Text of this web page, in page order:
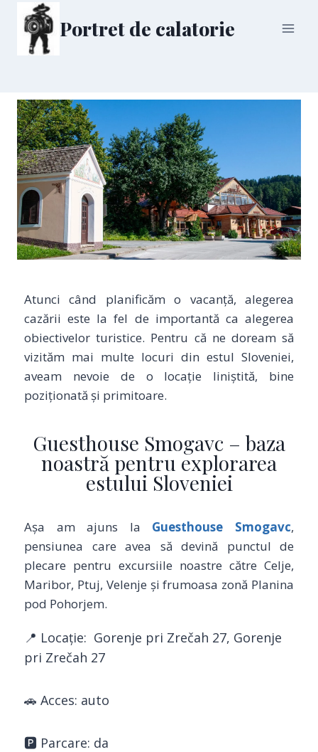
Portret de calatorie
Atunci când planificăm o vacanță, alegerea
cazării este la fel de importantă ca alegerea
obiectivelor turistice. Pentru că ne doream să
vizităm mai multe locuri din estul Sloveniei,
aveam nevoie de o locație liniștită, bine
poziționată și primitoare.
Guesthouse Smogavc – baza
noastră pentru explorarea
estului Sloveniei
Așa am ajuns la Guesthouse Smogavc,
pensiunea care avea să devină punctul de
plecare pentru excursiile noastre către Celje,
Maribor, Ptuj, Velenje și frumoasa zonă Planina
pod Pohorjem.
📍 Locație: Gorenje pri Zrečah 27, Gorenje
pri Zrečah 27
🚗 Acces: auto
🅿️ Parcare: da